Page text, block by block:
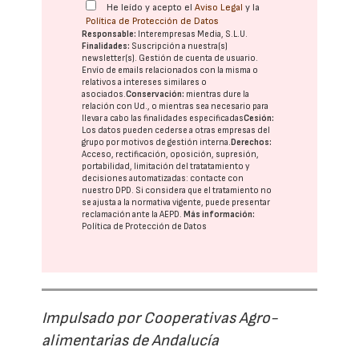
He leído y acepto elAviso Legal y la
Política de Protección de Datos
Responsable: Interempresas Media, S.L.U.
Finalidades: Suscripción a nuestra(s)
newsletter(s). Gestión de cuenta de usuario.
Envío de emails relacionados con la misma o
relativos a intereses similares o
asociados.Conservación: mientras dure la
relación con Ud., o mientras sea necesario para
llevar a cabo las finalidades especificadasCesión:
Los datos pueden cederse a otras empresas del
grupo por motivos de gestión interna.Derechos:
Acceso, rectificación, oposición, supresión,
portabilidad, limitación del tratatamiento y
decisiones automatizadas: contacte con
nuestro DPD. Si considera que el tratamiento no
se ajusta a la normativa vigente, puede presentar
reclamación ante laAEPD.Más información:
Política de Protección de Datos
Impulsado por Cooperativas Agro-
alimentarias de Andalucía